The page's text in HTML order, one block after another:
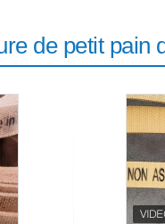
Petit
de petit pain